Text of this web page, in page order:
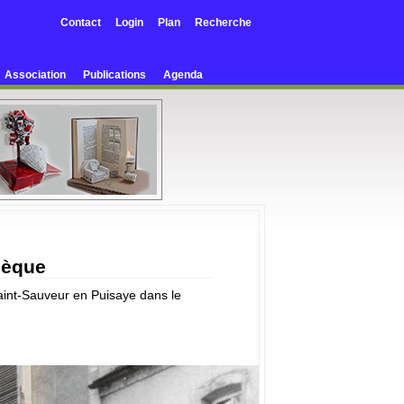
Contact Login Plan Recherche
Association Publications Agenda
Sauveur en Puisaye dans le